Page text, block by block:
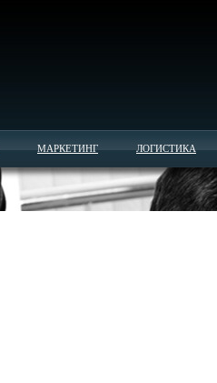
МАРКЕТИНГ ЛОГИСТИКА